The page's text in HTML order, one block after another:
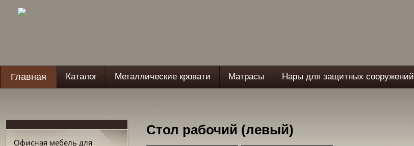
Главная Каталог Металлические кровати Матрасы Нары для защитных сооружений
Офисная мебель для
Стол рабочий (левый)